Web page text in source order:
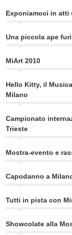
Exponiamoci in atti
Una piccola ape
MiArt 2010
Hello Kitty, il
Milano
Campionato
Trieste
Mostra-evento e
Capodanno a
Tutti in pista con
Showcolate alla